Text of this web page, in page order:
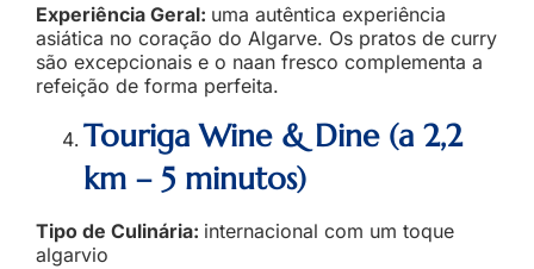
Experiência Geral: uma autêntica experiência
asiática no coração do Algarve. Os pratos de curry
são excepcionais e o naan fresco complementa a
refeição de forma perfeita.
Touriga Wine & Dine (a 2,2
km – 5 minutos)
Tipo de Culinária: internacional com um toque
algarvio